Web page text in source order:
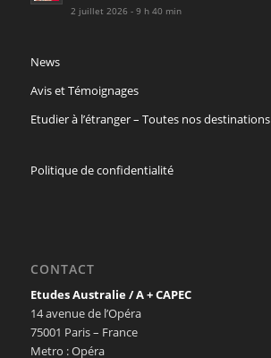
2 juillet 2026 - 9 h 40 min
News
Avis et Témoignages
Etudier à l’étranger – Toutes nos destinations
Politique de confidentialité
CONTACT
Etudes Australie / A + CAPEC
14 avenue de l’Opéra
75001 Paris – France
Metro : Opéra